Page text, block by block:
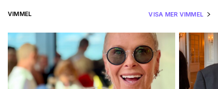
VIMMEL VISA MER VIMMEL